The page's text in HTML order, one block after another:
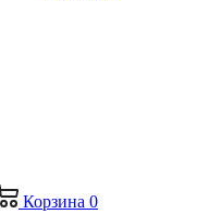
Корзина 0